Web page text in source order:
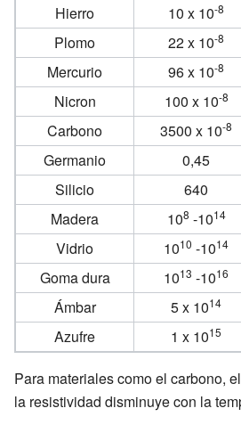
Hierro 10 x 10-8
Plomo 22 x 10-8
Mercurio 96 x 10-8
Nicron 100 x 10-8
Carbono 3500 x 10-8
Germanio 0,45
Silicio 640
Madera 108 -1014
Vidrio 1010 -1014
Goma dura 1013 -1016
Ámbar 5 x 1014
Azufre 1 x 1015
Para materiales como el carbono,
la resistividad disminuye con la